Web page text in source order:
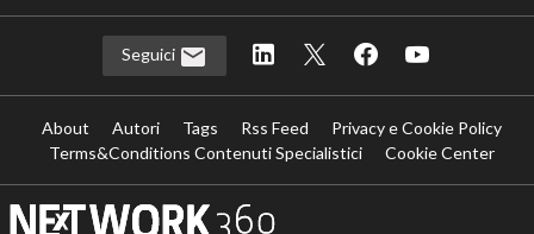
Seguici
About Autori Tags Rss Feed
Privacy e Cookie Policy
Terms&Conditions Contenuti Specialistici
Cookie Center